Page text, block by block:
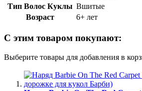
Тип Волос Куклы Вшитые
Возраст
6+ лет
С этим товаром покупают:
Выберите товары для добавления в